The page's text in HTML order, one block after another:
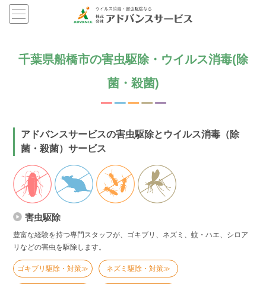
千葉県船橋市の害虫駆除・ウイルス消毒(除
菌・殺菌)
アドバンスサービスの害虫駆除とウイルス消毒（除
菌・殺菌）サービス
害虫駆除
豊富な経験を持つ専門スタッフが、ゴキブリ、ネズミ、蚊・ハエ、シロア
リなどの害虫を駆除します。
ゴキブリ駆除・対策≫ ネズミ駆除・対策≫